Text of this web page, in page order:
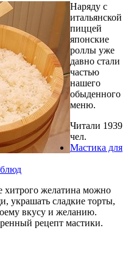
Наряду с
итальянской
пиццей
японские
роллы уже
давно стали
частью
нашего
обыденного
меню.
Читали 1939
чел.
Мастика для
желатина можно
украшать сладкие торты,
вкусу и желанию.
рецепт мастики.